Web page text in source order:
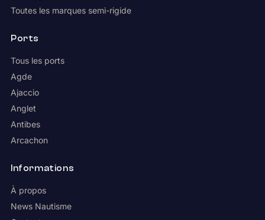
Toutes les marques semi-rigide
Ports
Tous les ports
Agde
Ajaccio
Anglet
Antibes
Arcachon
Informations
À propos
News Nautisme